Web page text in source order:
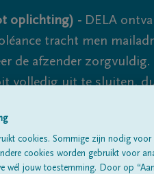
oplichting) - DELA
tracht men
de afzender
volledig uit te sluiten,
cookies. Sommige zijn nodig
cookies worden gebruikt voor
wél jouw toestemming. Door op